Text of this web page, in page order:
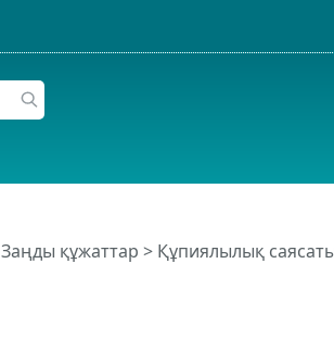
Заңды құжаттар > Құпиялылық